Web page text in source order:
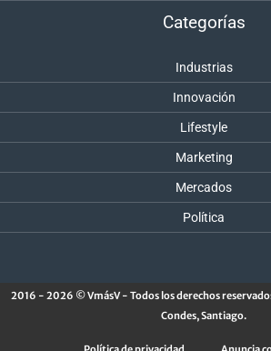
Categorías
Industrias
Innovación
Lifestyle
Marketing
Mercados
Política
2016 - 2026 © VmásV - Todos los derechos
Condes, Santiago.